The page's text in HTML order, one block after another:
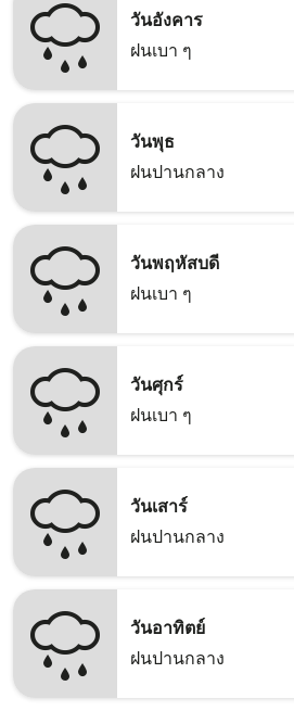
วันอังคาร
ฝนเบา ๆ
วันพุธ
ฝนปานกลาง
วันพฤหัสบดี
ฝนเบา ๆ
วันศุกร์
ฝนเบา ๆ
วันเสาร์
ฝนปานกลาง
วันอาทิตย์
ฝนปานกลาง